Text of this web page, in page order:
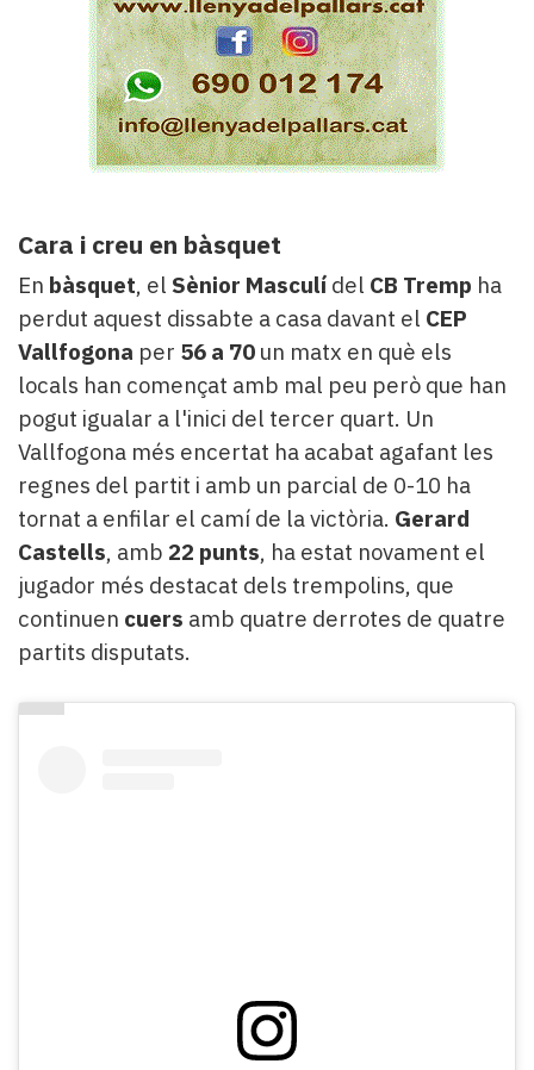
Cara i creu en bàsquet
En bàsquet, el Sènior Masculí del CB Tremp ha
perdut aquest dissabte a casa davant el CEP
Vallfogona per 56 a 70 un matx en què els
locals han començat amb mal peu però que han
pogut igualar a l'inici del tercer quart. Un
Vallfogona més encertat ha acabat agafant les
regnes del partit i amb un parcial de 0-10 ha
tornat a enfilar el camí de la victòria. Gerard
Castells, amb 22 punts, ha estat novament el
jugador més destacat dels trempolins, que
continuen cuers amb quatre derrotes de quatre
partits disputats.